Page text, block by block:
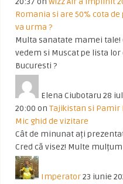
Romania si are 50% cota de
va urma ?
Multa sanatate mamei tale!
vedem si Muscat pe lista lor
Bucuresti ?
Elena Ciubotaru 28
20:00 on Tajikistan si Pamir
Mic ghid de vizitare
Cât de minunat ați
Cred că visez! Multe
Imperator23 iunie